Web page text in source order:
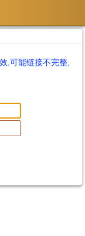
,可能链接不完整,